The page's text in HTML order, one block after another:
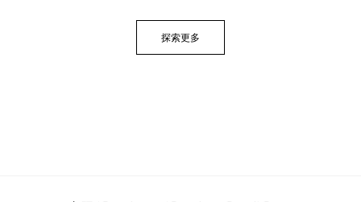
術的神秘面紗，推出首個民用的Luminor系列，並完整呈
探索更多